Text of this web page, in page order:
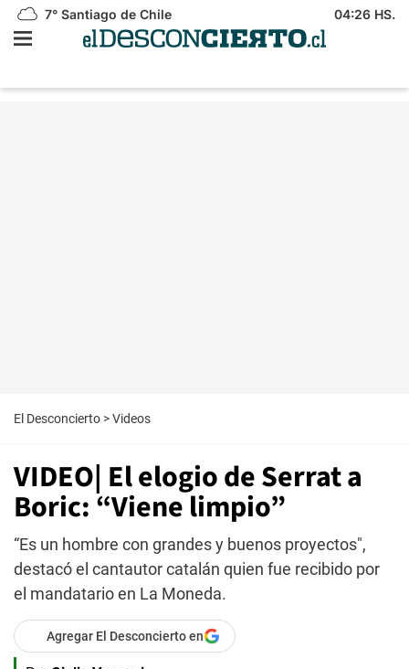
7° Santiago de Chile 04:26 HS.
El Desconcierto >Videos
VIDEO| El elogio de Serrat a
Boric: “Viene limpio”
“Es un hombre con grandes y buenos proyectos",
destacó el cantautor catalán quien fue recibido por
el mandatario en La Moneda.
Agregar El Desconcierto en